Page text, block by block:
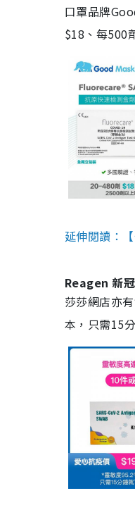
口罩品牌
$18、每500
延伸閱讀：
Reagen 新
莎莎網店亦
本，只需15